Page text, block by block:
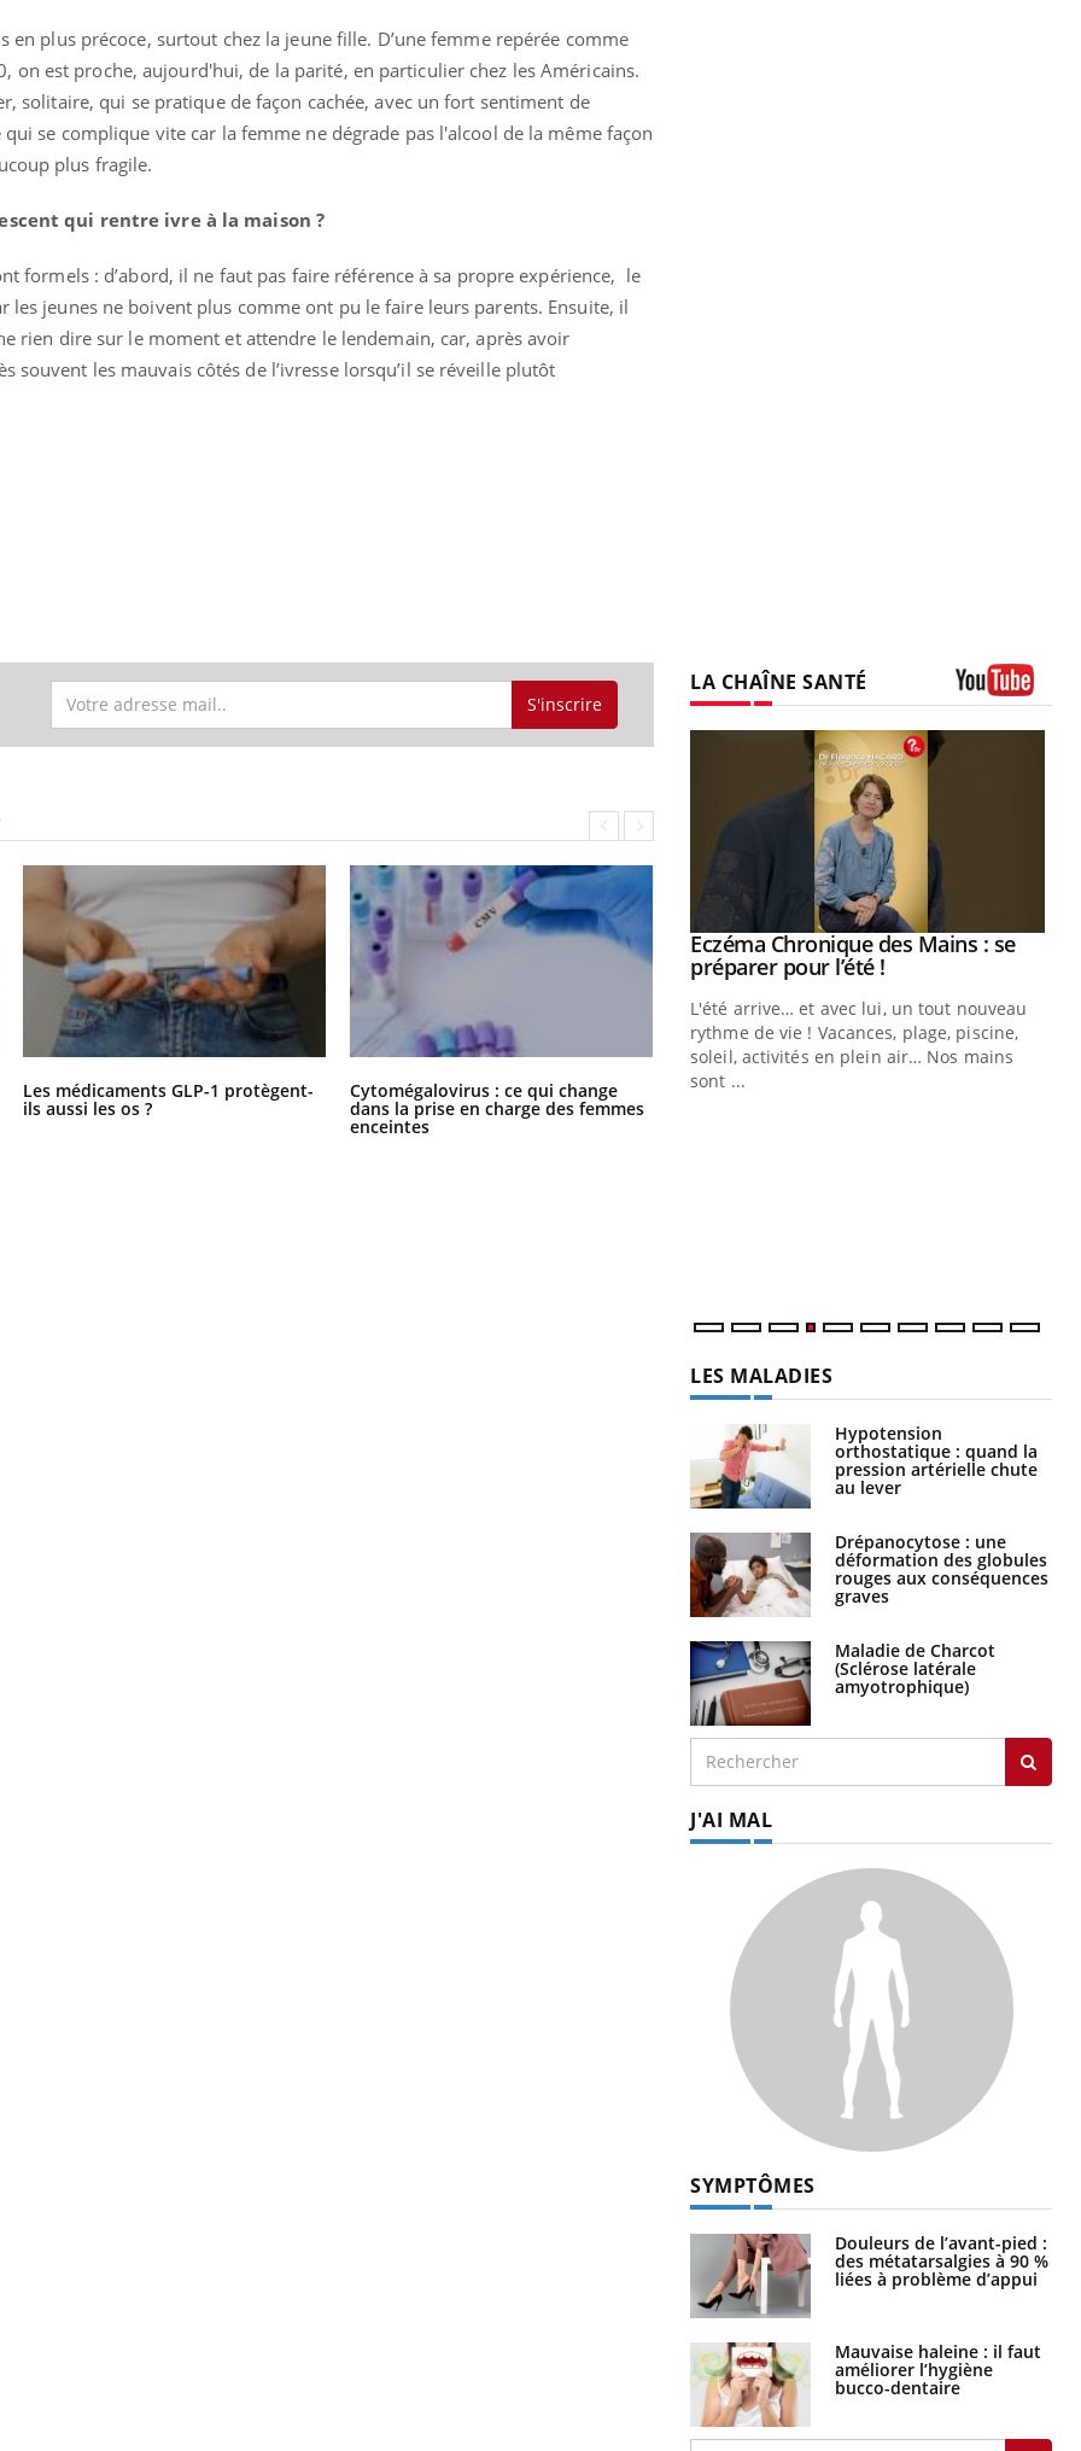
en plus précoce, surtout chez la jeune fille. D’une femme repérée comme
on est proche, aujourd'hui, de la parité, en particulier chez les Américains.
solitaire, qui se pratique de façon cachée, avec un fort sentiment de
se complique vite car la femme ne dégrade pas l'alcool de la même façon
plus fragile.
qui rentre ivre à la maison ?
formels : d’abord, il ne faut pas faire référence à sa propre expérience, le
les jeunes ne boivent plus comme ont pu le faire leurs parents. Ensuite, il
rien dire sur le moment et attendre le lendemain, car, après avoir
souvent les mauvais côtés de l’ivresse lorsqu’il se réveille plutôt
S'inscrire
Les médicaments GLP-1 protègent-
ils aussi les os ?
Cytomégalovirus : ce qui change
dans la prise en charge des femmes
enceintes
La sieste empêche-t-elle de dormir
LA CHAÎNE SANTÉ
& Charge mentale : et si on
en parler??Youtube
l'insuline dans le diabète de type 2
entourée d'idées reçues chez les
comme parfois chez les soignants.
Youtube
Eczéma Chronique des Mains : se
préparer pour l’été !Youtube
L'été arrive… et avec lui, un tout nouveau
rythme de vie ! Vacances, plage, piscine,
soleil, activités en plein air… Nos mains
sont ...
LES MALADIES
Hypotension
orthostatique : quand la
pression artérielle chute
au lever
Drépanocytose : une
déformation des globules
rouges aux conséquences
graves
Maladie de Charcot
(Sclérose latérale
amyotrophique)
J'AI MAL
SYMPTÔMES
Douleurs de l’avant-pied :
des métatarsalgies à 90 %
liées à problème d’appui
Mauvaise haleine : il faut
améliorer l’hygiène
bucco-dentaire